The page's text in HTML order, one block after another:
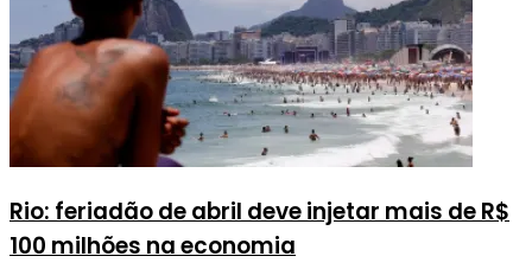
Rio: feriadão de abril deve injetar mais de R$
100 milhões na economia